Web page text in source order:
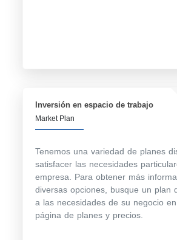
Inversión en espacio de trabajo
Market Plan
Tenemos una variedad de planes
satisfacer las necesidades
empresa. Para obtener más
diversas opciones, busque un plan
a las necesidades de su negocio
página de planes y precios.